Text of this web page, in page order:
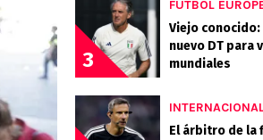
3
FÚTBOL
Viejo
nuevo DT para
mundiales
El árbitro de la